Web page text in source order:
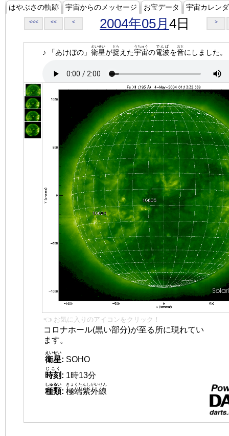
はやぶさの軌跡 宇宙からのメッセージ お宝データ 宇宙カレン
<<< << < 2004年05月 4日 >
♪ 「あけぼの」 衛星
えいせい
が捉
とら
えた宇宙
うちゅう
の電波
でんぱ
を音
おと
にしました。
👈 お気に入りのアイコンをクリック！
コロナホール(黒い部分)が至る所に現れてい
ます。
衛星
えいせい
: SOHO
時刻
じこく
: 1時13分
種類
しゅるい
: 極端紫外線
きょくたんしがいせん